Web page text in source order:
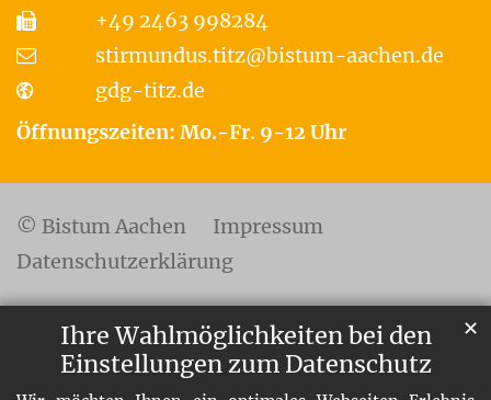
Ihre Wahlmöglichkeiten bei den
Einstellungen zum Datenschutz
✕
+49 2463 998284
stirmundus.titz@bistum-aachen.de
gdg-titz.de
Öffnungszeiten: Mo.-Fr. 9-12 Uhr
© Bistum Aachen
Impressum
Datenschutzerklärung